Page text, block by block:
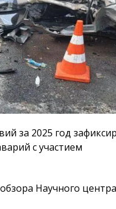
за 2025 год
с участием
Научного